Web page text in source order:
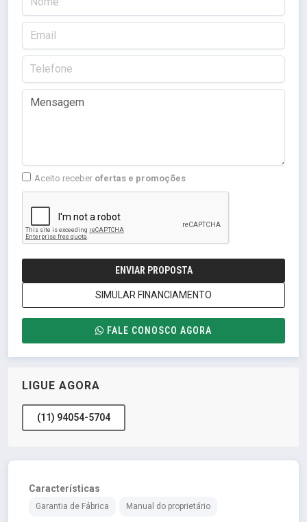
Aceito receber ofertas e promoções
ENVIAR PROPOSTA
SIMULAR FINANCIAMENTO
FALE CONOSCO AGORA
LIGUE AGORA
(11) 94054-5704
Características
Garantia de Fábrica Manual do proprietário